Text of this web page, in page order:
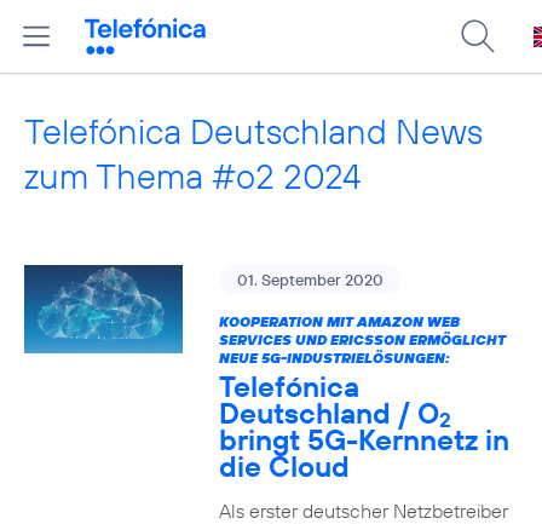
Telefónica Deutschland News
zum Thema #o2 2024
01. September 2020
KOOPERATION MIT AMAZON WEB
SERVICES UND ERICSSON ERMÖGLICHT
NEUE 5G-INDUSTRIELÖSUNGEN:
Telefónica
Deutschland / O2
bringt 5G-Kernnetz in
die Cloud
Als erster deutscher Netzbetreiber